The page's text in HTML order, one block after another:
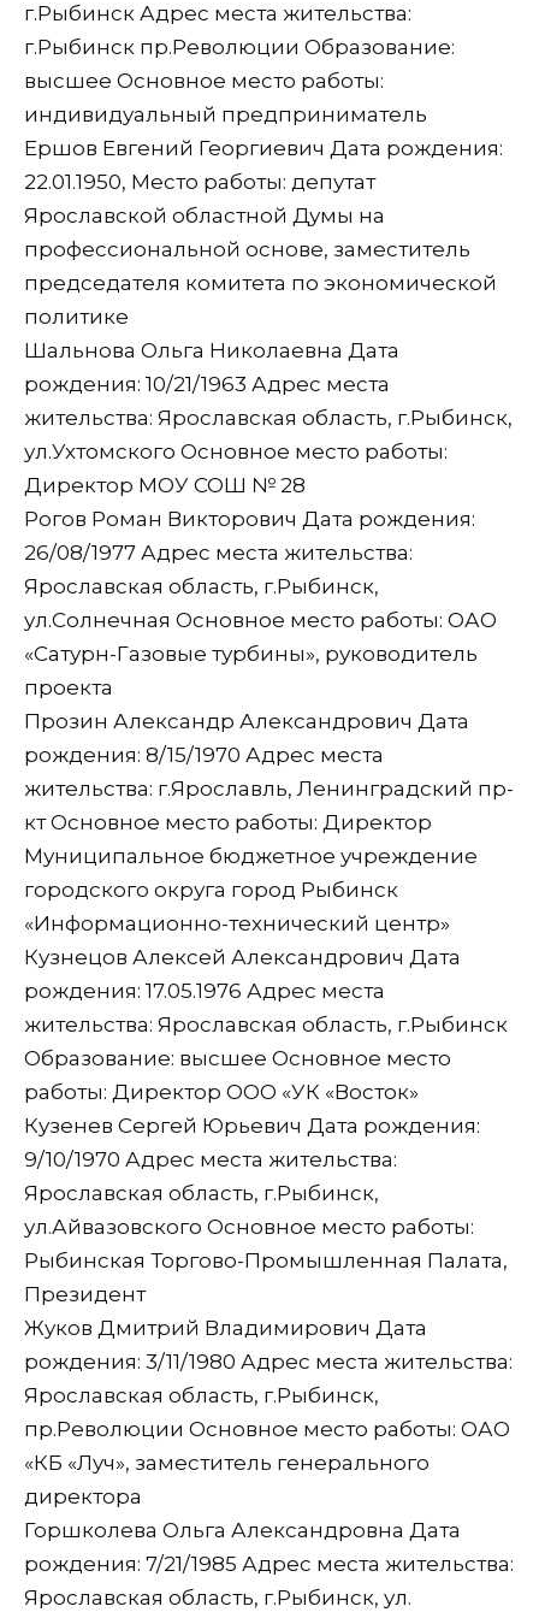
г.Рыбинск Адрес места жительства:
г.Рыбинск пр.Революции Образование:
высшее Основное место работы:
индивидуальный предприниматель
Ершов Евгений Георгиевич Дата рождения:
22.01.1950, Место работы: депутат
Ярославской областной Думы на
профессиональной основе, заместитель
председателя комитета по экономической
политике
Шальнова Ольга Николаевна Дата
рождения: 10/21/1963 Адрес места
жительства: Ярославская область, г.Рыбинск,
ул.Ухтомского Основное место работы:
Директор МОУ СОШ № 28
Рогов Роман Викторович Дата рождения:
26/08/1977 Адрес места жительства:
Ярославская область, г.Рыбинск,
ул.Солнечная Основное место работы: ОАО
«Сатурн-Газовые турбины», руководитель
проекта
Прозин Александр Александрович Дата
рождения: 8/15/1970 Адрес места
жительства: г.Ярославль, Ленинградский пр-
кт Основное место работы: Директор
Муниципальное бюджетное учреждение
городского округа город Рыбинск
«Информационно-технический центр»
Кузнецов Алексей Александрович Дата
рождения: 17.05.1976 Адрес места
жительства: Ярославская область, г.Рыбинск
Образование: высшее Основное место
работы: Директор ООО «УК «Восток»
Кузенев Сергей Юрьевич Дата рождения:
9/10/1970 Адрес места жительства:
Ярославская область, г.Рыбинск,
ул.Айвазовского Основное место работы:
Рыбинская Торгово-Промышленная Палата,
Президент
Жуков Дмитрий Владимирович Дата
рождения: 3/11/1980 Адрес места жительства:
Ярославская область, г.Рыбинск,
пр.Революции Основное место работы: ОАО
«КБ «Луч», заместитель генерального
директора
Горшколева Ольга Александровна Дата
рождения: 7/21/1985 Адрес места жительства:
Ярославская область, г.Рыбинск, ул.